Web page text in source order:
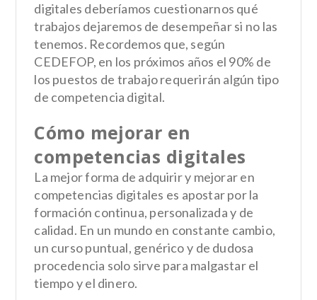
digitales deberíamos cuestionarnos qué
trabajos dejaremos de desempeñar si no las
tenemos. Recordemos que, según
CEDEFOP, en los próximos años el 90% de
los puestos de trabajo requerirán algún tipo
de competencia digital.
Cómo mejorar en
competencias digitales
La mejor forma de adquirir y mejorar en
competencias digitales es apostar por la
formación continua, personalizada y de
calidad. En un mundo en constante cambio,
un curso puntual, genérico y de dudosa
procedencia solo sirve para malgastar el
tiempo y el dinero.